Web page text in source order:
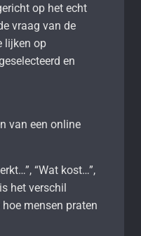
op het echt
vraag van de
lijken op
en
van een online
“Wat kost…”,
het verschil
mensen praten